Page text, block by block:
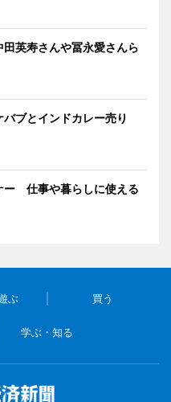
英寿さんや冨永愛さんら
ブとインドカレー売り
ー 仕事や暮らしに使える
ぶ 買う
学ぶ・知る